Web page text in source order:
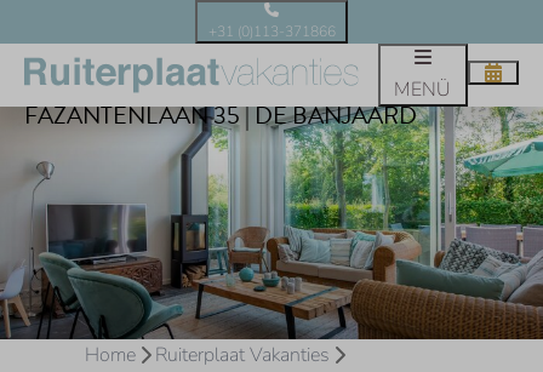
+31 (0)113-371866
MENÜ
FAZANTENLAAN 35 | DE BANJAARD
Home
Ruiterplaat Vakanties